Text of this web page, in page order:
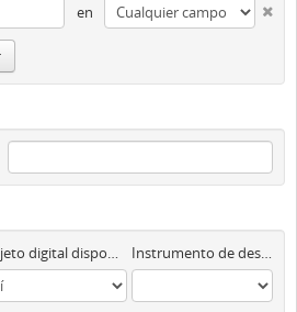
en
Objeto digital disponibles Instrumento de descripción